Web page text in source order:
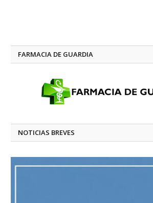
FARMACIA DE GUARDIA
NOTICIAS BREVES